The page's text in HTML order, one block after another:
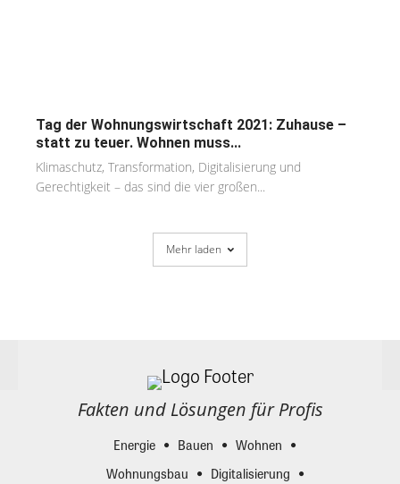
Tag der Wohnungswirtschaft 2021: Zuhause –
statt zu teuer. Wohnen muss...
Klimaschutz, Transformation, Digitalisierung und
Gerechtigkeit – das sind die vier großen...
Mehr laden
Fakten und Lösungen für Profis
Energie Bauen
Wohnen
Wohnungsbau
Digitalisierung